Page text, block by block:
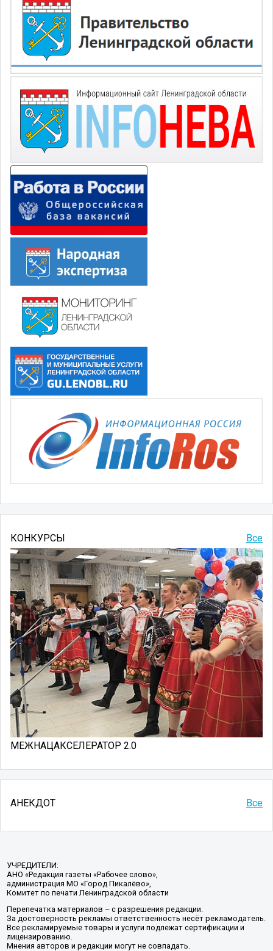
Все
КОНКУРСЫ
МЕЖНАЦАКСЕЛЕРАТОР 2.0
АНЕКДОТ Все
УЧРЕДИТЕЛИ:
АНО «Редакция газеты «Рабочее слово»,
администрация МО «Город Пикалёво»,
Комитет по печати Ленинградской области
Перепечатка материалов – с разрешения редакции.
За достоверность рекламы ответственность несёт рекламодатель.
Все рекламируемые товары и услуги подлежат сертификации и
лицензированию.
Мнения авторов и редакции могут не совпадать.